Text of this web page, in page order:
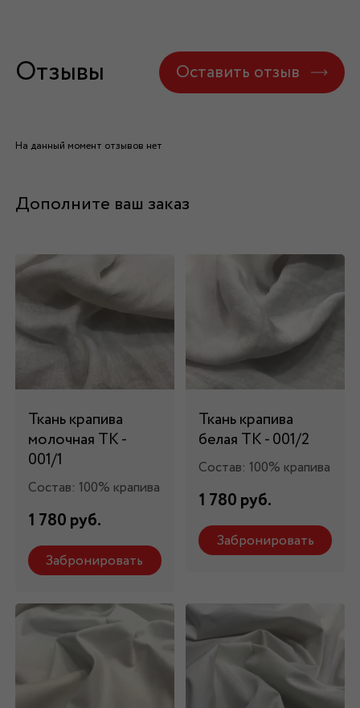
Отзывы Оставить отзыв
На данный момент отзывов нет
Дополните ваш заказ
Ткань крапива
молочная ТК -
001/1
Состав: 100% крапива
1 780 руб.
Забронировать
Ткань крапива
белая ТК - 001/2
Состав: 100% крапива
1 780 руб.
Забронировать